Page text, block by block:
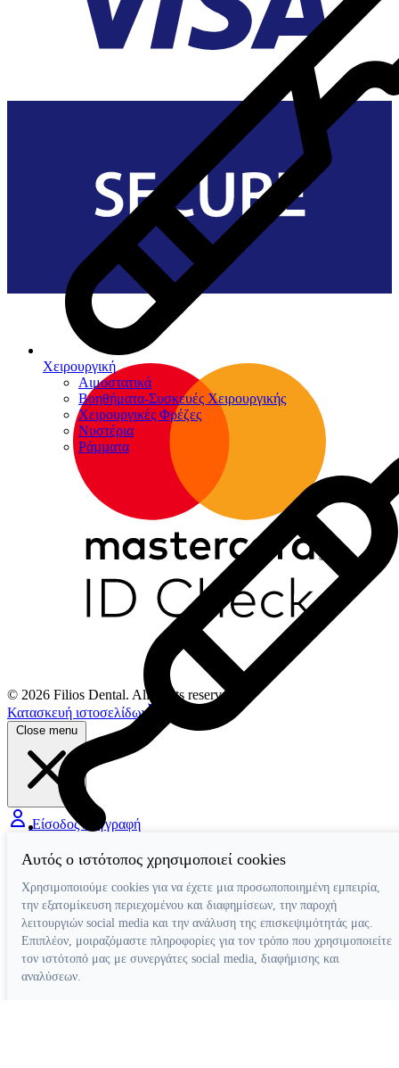
Χειρουργική
Αιμοστατικά
Βοηθήματα-Συσκευές Χειρουργικής
Χειρουργικές Φρέζες
Νυστέρια
Ράµµατα
© 2026 Filios Dental. All rights reserved.
Κατασκευή ιστοσελίδων
Close menu
Είσοδος / Εγγραφή
Αυτός ο ιστότοπος χρησιμοποιεί cookies
Χρησιμοποιούμε cookies για να έχετε μια προσωποποιημένη εμπειρία,
την εξατομίκευση περιεχομένου και διαφημίσεων, την παροχή
λειτουργιών social media και την ανάλυση της επισκεψιμότητάς μας.
Επιπλέον, μοιραζόμαστε πληροφορίες για τον τρόπο που χρησιμοποιείτε
τον ιστότοπό μας με συνεργάτες social media, διαφήμισης και
αναλύσεων.